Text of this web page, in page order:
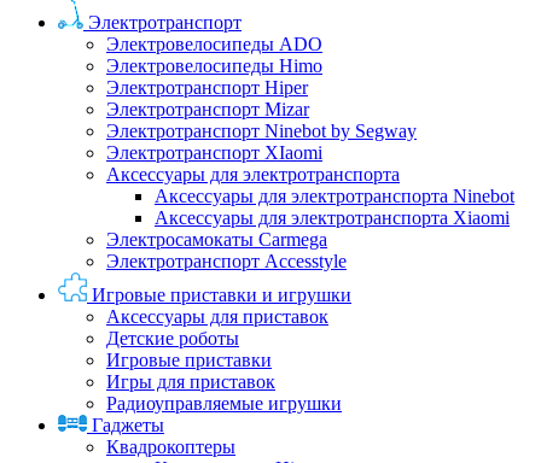
Электротранспорт
Электровелосипеды ADO
Электровелосипеды Himo
Электротранспорт Hiper
Электротранспорт Mizar
Электротранспорт Ninebot by Segway
Электротранспорт XIaomi
Аксессуары для электротранспорта
Аксессуары для электротранспорта Ninebot
Аксессуары для электротранспорта Xiaomi
Электросамокаты Carmega
Электротранспорт Accesstyle
Игровые приставки и игрушки
Аксессуары для приставок
Детские роботы
Игровые приставки
Игры для приставок
Радиоуправляемые игрушки
Гаджеты
Квадрокоптеры